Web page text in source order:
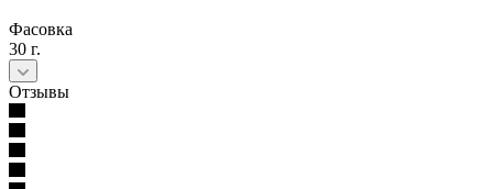
Фасовка
30 г.
Отзывы